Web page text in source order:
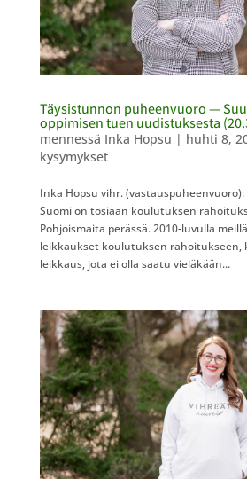
Täysistunnon puheenvuoro —
oppimisen tuen uudistuksesta
mennessä Inka Hopsu | huhti 8,
kysymykset
Inka Hopsu vihr.
Suomi on tosiaan koulutuksen
Pohjoismaita perässä. 2010-luvulla
leikkaukset koulutuksen rahoitukseen,
leikkaus, jota ei olla saatu vieläkään...